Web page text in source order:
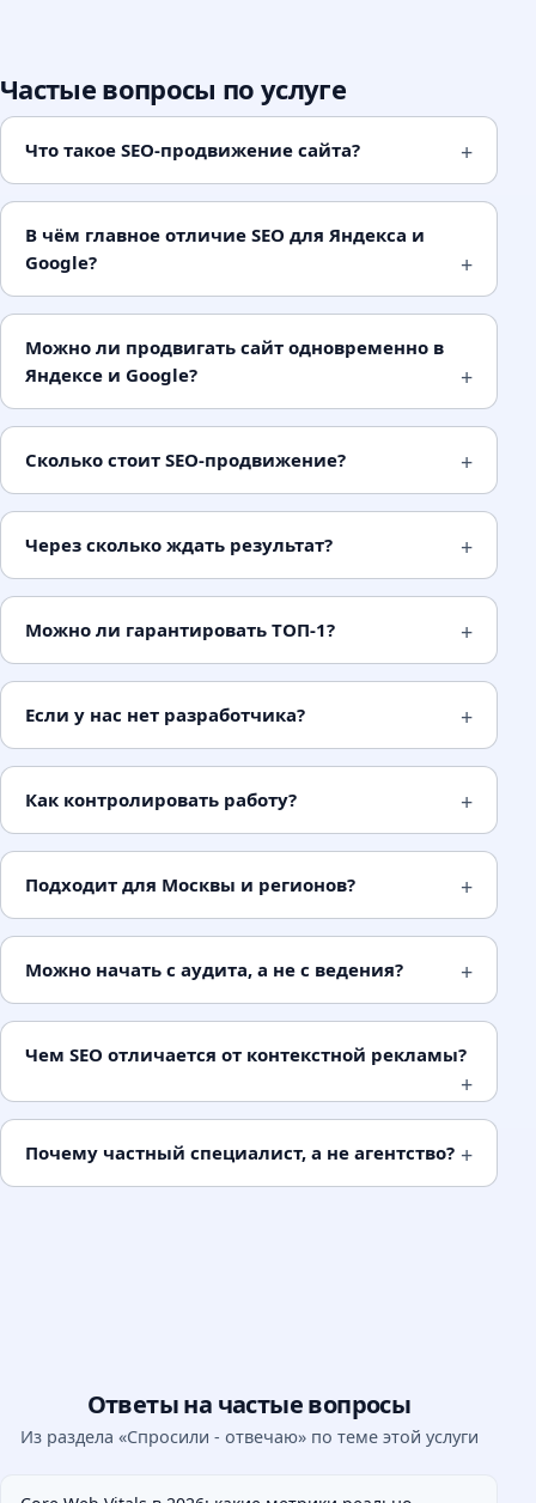
Как работает SEO: 5 принципов
Семантика определяет видимость.
Поисковик показывает страницу по запросу
только если считает её релевантной.
Семантическое ядро - карта запросов с
привязкой к страницам - это фундамент всей
Техническое состояние - фундамент.
Поисковик должен корректно обойти и
проиндексировать сайт. Ошибки индексации,
дубли, медленная загрузка блокируют рост
независимо от качества контента.
Контент отвечает на интент.
Страница даёт
Несоответствие интенту поисковик видит
через поведенческие сигналы.
Авторитет домена накапливается.Внешние
ссылки и сигналы доверия (E-E-A-T
при прочих равных.
Поведение пользователя - сигнал.
активно использует данные о поведении:
роняют позиции быстрее любой санкции.
Виды SEO-оптимизации
ON-PAGE
Внутренняя оптимизация
Всё что делается на сайте и находится под прямым
контролем.
Частые вопросы по услуге
Что такое SEO-продвижение сайта?
В чём главное отличие SEO для Яндекса и
Google?
Можно ли продвигать сайт одновременно в
Яндексе и Google?
Сколько стоит SEO-продвижение?
Через сколько ждать результат?
Можно ли гарантировать ТОП-1?
Если у нас нет разработчика?
Как контролировать работу?
Подходит для Москвы и регионов?
Можно начать с аудита, а не с ведения?
Чем SEO отличается от контекстной рекламы?
Почему частный специалист, а не агентство?
Ответы на частые вопросы
Из раздела «Спросили - отвечаю» по теме этой услуги